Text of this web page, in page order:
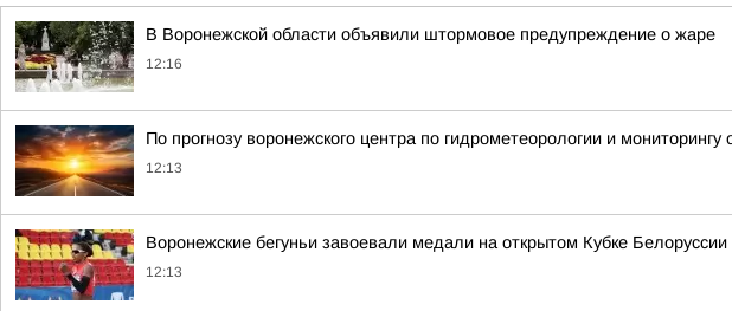
В Воронежской области объявили штормовое предупреждение о жаре
12:16
По прогнозу воронежского центра по гидрометеорологии и
12:13
Воронежские бегуньи завоевали медали на открытом Кубке Белоруссии
12:13